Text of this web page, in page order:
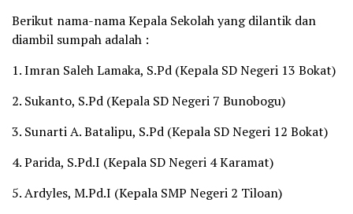
Berikut nama-nama Kepala Sekolah yang dilantik dan
diambil sumpah adalah :
1. Imran Saleh Lamaka, S.Pd (Kepala SD Negeri 13 Bokat)
2. Sukanto, S.Pd (Kepala SD Negeri 7 Bunobogu)
3. Sunarti A. Batalipu, S.Pd (Kepala SD Negeri 12 Bokat)
4. Parida, S.Pd.I (Kepala SD Negeri 4 Karamat)
5. Ardyles, M.Pd.I (Kepala SMP Negeri 2 Tiloan)